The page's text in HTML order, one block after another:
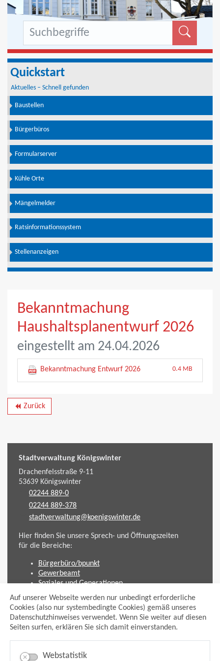
Auf unserer Webseite werden nur unbedingt erforderliche
Cookies (also nur systembedingte Cookies) gemäß unseres
Datenschutzhinweises verwendet. Wenn Sie weiter auf diesen
Seiten surfen, erklären Sie sich damit einverstanden.
Webstatistik
Quickstart
Aktuelles – Schnell gefunden
Baustellen
Bürgerbüros
Formularserver
Kühle Orte
Mängelmelder
Ratsinformationssystem
Stellenanzeigen
Bekanntmachung
Haushaltsplanentwurf 2026
eingestellt am 24.04.2026
Bekanntmachung Entwurf 2026 0.4 MB
backward Zurück
Stadtverwaltung Königswinter
Drachenfelsstraße 9-11
53639Königswinter
02244 889-0
02244 889-378
stadtverwaltung@koenigswinter.de
Hier finden Sie unsere Sprech- und Öffnungszeiten
für die Bereiche:
Bürgerbüro/bpunkt
Gewerbeamt
Soziales und Generationen
Standesamt
Friedhofsverwaltung
Planen und Bauen (Bauamt)
Impressum
Datenschutzhinweis
Sitemap